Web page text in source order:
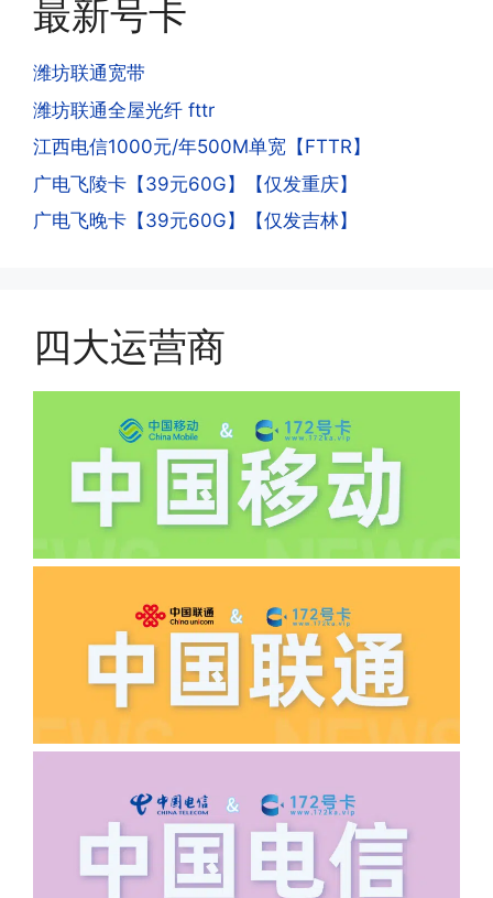
的天数折算到账，次月就会全额到账，留
超出额外扣费哦。
·4.实际扣费月租
答:
(1)首月扣费:电信是首月免费，联通是按
(2)如下几种情况是不返费的:返费前停
机、关机、注销、违章单停、未再专属渠
道首充的情况下都是不能正常返费的并且
逾期不可补返费。
·5.我的返费为什么还没有到?
加活动充值，其次是否状态是否一直保持
如以上都正常就联系平台客服单独查询。
·6.领卡时详细地址怎么写容易通过审核?
答:不要低于6个字。详细地址不要写带有
浦东新区北京路33号，这样的地址就会
导致订单失败，因为在系统审核看来你在
上海怎么又写了个北京，不知道你在哪
里，所以直接订单失败。
去骗人。他必须注册很多APP才可以去骗
人。他们是用专业设备插手机卡打的，所
以会经常换卡槽换设备。所以基于这些特
点，运营商系统会识别到，如果你有类似
的异常使用行为，就会让你二次认证。二
次认证是为了证明你本人在使用这张卡。
一般二次认证的流程是本人使用这张卡的
流量，通过运营商链接刷人脸，拍身份证
件，来证明是本人在使用。具体可以网上
最新号卡
潍坊联通宽带
潍坊联通全屋光纤 fttr
江西电信1000元/年500M单宽【FTTR】
广电飞陵卡【39元60G】【仅发重庆】
广电飞晚卡【39元60G】【仅发吉林】
四大运营商